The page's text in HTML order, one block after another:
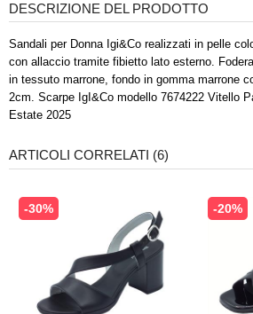
DESCRIZIONE DEL PRODOTTO
Sandali per Donna Igi&Co realizzati in pelle
con allaccio tramite fibietto lato esterno.
in tessuto marrone, fondo in gomma marrone
2cm. Scarpe IgI&Co modello 7674222 Vitello
Estate 2025
ARTICOLI CORRELATI (6)
-30% -20%